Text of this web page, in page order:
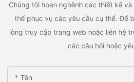
Chúng tôi hoan nghênh các thiết kế
thể phục vụ các yêu cầu cụ thể. Để
lòng truy cập trang web hoặc liên hệ
các câu hỏi hoặc
Tên